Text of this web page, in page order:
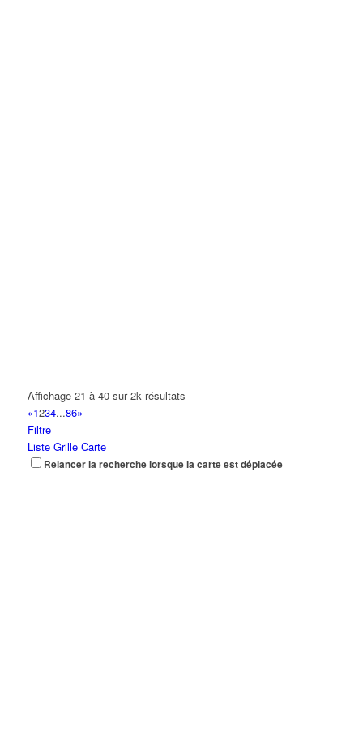
Affichage 21 à 40 sur 2k résultats
«1234...86»
Filtre
Liste Grille Carte
Relancer la recherche lorsque la carte est déplacée